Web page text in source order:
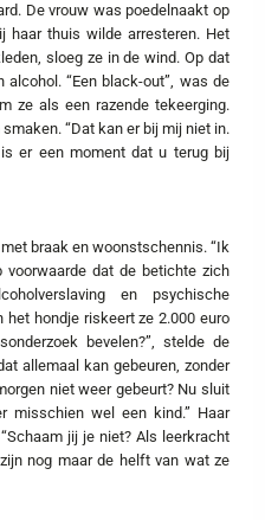
De vrouw was poedelnaakt op
haar thuis wilde arresteren. Het
sloeg ze in de wind. Op dat
“Een black-out”, was de
ze als een razende tekeerging.
“Dat kan er bij mij niet in.
er een moment dat u terug bij
braak en woonstschennis. “Ik
dat de betichte zich
en psychische
het hondje riskeert ze 2.000 euro
bevelen?”, stelde de
allemaal kan gebeuren, zonder
niet weer gebeurt? Nu sluit
misschien wel een kind.” Haar
jij je niet? Als leerkracht
nog maar de helft van wat ze